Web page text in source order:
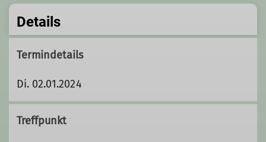
Details
Termindetails
Di. 02.01.2024
Treffpunkt